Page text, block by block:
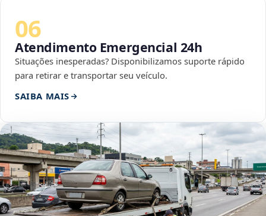
06
Atendimento Emergencial 24h
Situações inesperadas? Disponibilizamos suporte rápido
para retirar e transportar seu veículo.
SAIBA MAIS